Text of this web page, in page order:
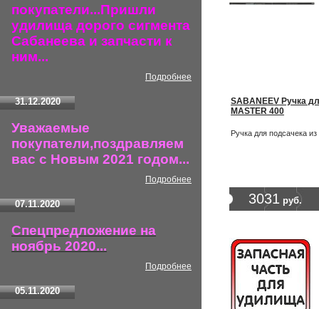
покупатели...Пришли
удилища дорого сигмента
Сабанеева и запчасти к
ним...
Подробнее
31.12.2020
Уважаемые
покупатели,поздравляем
вас с Новым 2021 годом...
Подробнее
07.11.2020
Спецпредложение на
ноябрь 2020...
Подробнее
05.11.2020
SABANEEV Ручка
MASTER 400
Ручка для подсачека из
3031руб.